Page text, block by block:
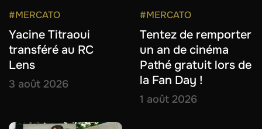
#MERCATO
Yacine Titraoui
transféré au RC
Lens
3 août 2026
#MERCATO
Tentez de remporter
un an de cinéma
Pathé gratuit lors de
la Fan Day !
1 août 2026